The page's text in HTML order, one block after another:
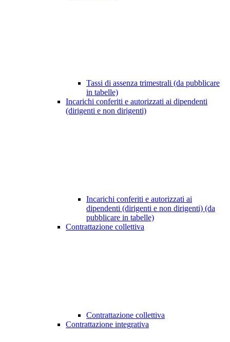
Tassi di assenza trimestrali (da pubblicare
in tabelle)
Incarichi conferiti e autorizzati ai dipendenti
(dirigenti e non dirigenti)
Incarichi conferiti e autorizzati ai
dipendenti (dirigenti e non dirigenti) (da
pubblicare in tabelle)
Contrattazione collettiva
Contrattazione collettiva
Contrattazione integrativa